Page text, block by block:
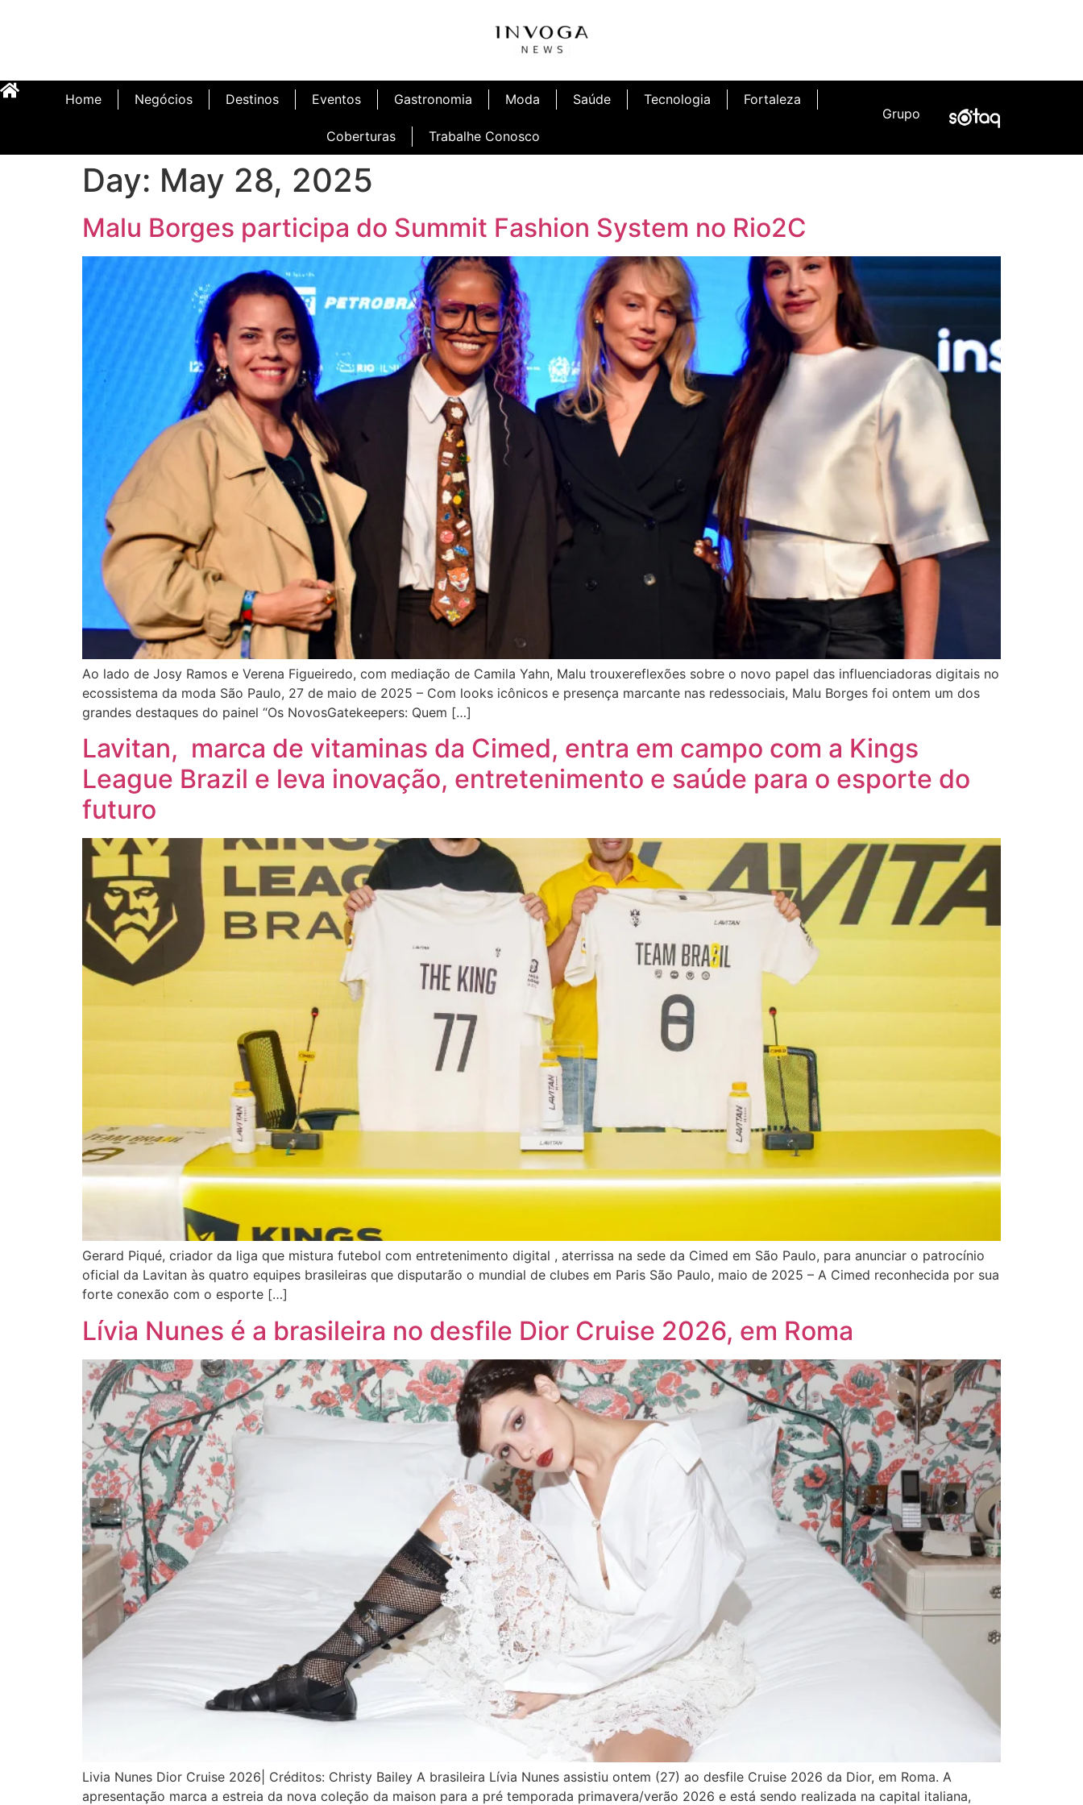
Home Negócios Destinos Eventos Gastronomia Moda Saúde Tecnologia Fortaleza
Coberturas Trabalhe Conosco
Grupo
Day: May 28, 2025
Malu Borges participa do Summit Fashion System no Rio2C
Ao lado de Josy Ramos e Verena Figueiredo, com mediação de Camila Yahn, Malu trouxereflexões sobre o novo papel das influenciadoras digitais no
ecossistema da moda São Paulo, 27 de maio de 2025 – Com looks icônicos e presença marcante nas redessociais, Malu Borges foi ontem um dos
grandes destaques do painel “Os NovosGatekeepers: Quem […]
Lavitan, marca de vitaminas da Cimed, entra em campo com a Kings
League Brazil e leva inovação, entretenimento e saúde para o esporte do
futuro
Gerard Piqué, criador da liga que mistura futebol com entretenimento digital , aterrissa na sede da Cimed em São Paulo, para anunciar o patrocínio
oficial da Lavitan às quatro equipes brasileiras que disputarão o mundial de clubes em Paris São Paulo, maio de 2025 – A Cimed reconhecida por sua
forte conexão com o esporte […]
Lívia Nunes é a brasileira no desfile Dior Cruise 2026, em Roma
Livia Nunes Dior Cruise 2026| Créditos: Christy Bailey A brasileira Lívia Nunes assistiu ontem (27) ao desfile Cruise 2026 da Dior, em Roma. A
apresentação marca a estreia da nova coleção da maison para a pré temporada primavera/verão 2026 e está sendo realizada na capital italiana,